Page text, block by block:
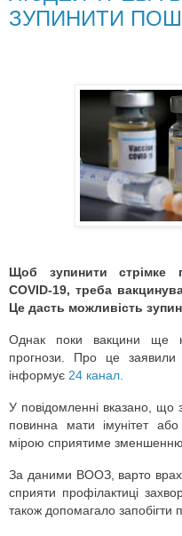
ЗУПИНИТИ
Щоб зупинити стрімке
COVID-19, треба
Це дасть можливість
Однак поки вакцини ще
прогнози. Про це заявили
інформує 24 канал.
У повідомленні вказано, що
повинна мати імунітет
мірою сприятиме зменшенню
За даними ВООЗ, варто
сприяти профілактиці
також допомагало запобігти